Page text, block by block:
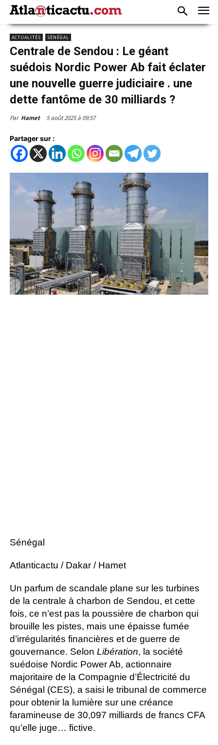
ACTUALITÉS SÉNÉGAL
Centrale de Sendou : Le géant
suédois Nordic Power Ab fait éclater
une nouvelle guerre judiciaire . une
dette fantôme de 30 milliards ?
Par Hamet 5 août 2025 à 09:57
Partager sur :
Sénégal
Atlanticactu / Dakar / Hamet
Un parfum de scandale plane sur les turbines
de la centrale à charbon de Sendou, et cette
fois, ce n’est pas la poussière de charbon qui
brouille les pistes, mais une épaisse fumée
d’irrégularités financières et de guerre de
gouvernance. Selon Libération, la société
suédoise Nordic Power Ab, actionnaire
majoritaire de la Compagnie d’Électricité du
Sénégal (CES), a saisi le tribunal de commerce
pour obtenir la lumière sur une créance
faramineuse de 30,097 milliards de francs CFA
qu’elle juge… fictive.